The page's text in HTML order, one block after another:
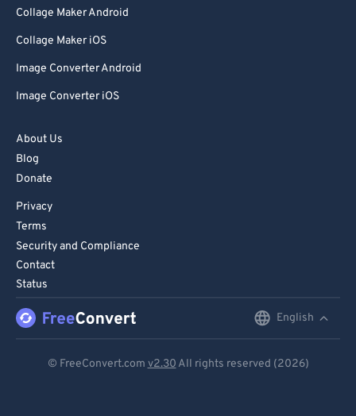
Collage Maker Android
Collage Maker iOS
Image Converter Android
Image Converter iOS
About Us
Blog
Donate
Privacy
Terms
Security and Compliance
Contact
Status
English
© FreeConvert.com v2.30 All rights reserved (2026)